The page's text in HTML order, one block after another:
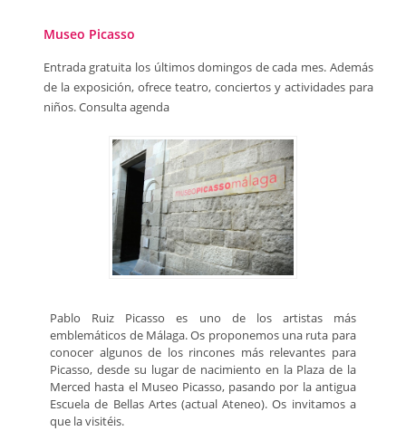
Museo Picasso
Entrada gratuita los últimos domingos de cada mes. Además
de la exposición, ofrece teatro, conciertos y actividades para
niños. Consulta agenda
Pablo Ruiz Picasso es uno de los artistas más
emblemáticos de Málaga. Os proponemos una ruta para
conocer algunos de los rincones más relevantes para
Picasso, desde su lugar de nacimiento en la Plaza de la
Merced hasta el Museo Picasso, pasando por la antigua
Escuela de Bellas Artes (actual Ateneo). Os invitamos a
que la visitéis.